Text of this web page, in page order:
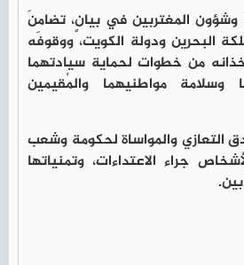
وشؤون المغتربين في بيانٍ، تضامنَ
البحرين ودولة الكويت، ووقوفَه
من خطوات لحماية سيادتهما
وسلامة مواطنيهما والمُقيمين
التعازي والمواساة لحكومة وشعب
جراء الاعتداءات، وتمنياتها